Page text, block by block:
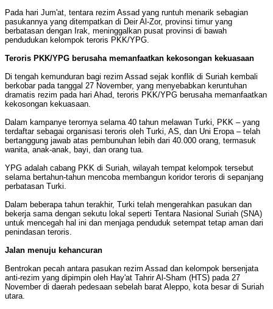
Pada hari Jum'at, tentara rezim Assad yang runtuh menarik sebagian
pasukannya yang ditempatkan di Deir Al-Zor, provinsi timur yang
berbatasan dengan Irak, meninggalkan pusat provinsi di bawah
pendudukan kelompok teroris PKK/YPG.
Teroris PKK/YPG berusaha memanfaatkan kekosongan kekuasaan
Di tengah kemunduran bagi rezim Assad sejak konflik di Suriah kembali
berkobar pada tanggal 27 November, yang menyebabkan keruntuhan
dramatis rezim pada hari Ahad, teroris PKK/YPG berusaha memanfaatkan
kekosongan kekuasaan.
Dalam kampanye terornya selama 40 tahun melawan Turki, PKK – yang
terdaftar sebagai organisasi teroris oleh Turki, AS, dan Uni Eropa – telah
bertanggung jawab atas pembunuhan lebih dari 40.000 orang, termasuk
wanita, anak-anak, bayi, dan orang tua.
YPG adalah cabang PKK di Suriah, wilayah tempat kelompok tersebut
selama bertahun-tahun mencoba membangun koridor teroris di sepanjang
perbatasan Turki.
Dalam beberapa tahun terakhir, Turki telah mengerahkan pasukan dan
bekerja sama dengan sekutu lokal seperti Tentara Nasional Suriah (SNA)
untuk mencegah hal ini dan menjaga penduduk setempat tetap aman dari
penindasan teroris.
Jalan menuju kehancuran
Bentrokan pecah antara pasukan rezim Assad dan kelompok bersenjata
anti-rezim yang dipimpin oleh Hay'at Tahrir Al-Sham (HTS) pada 27
November di daerah pedesaan sebelah barat Aleppo, kota besar di Suriah
utara.